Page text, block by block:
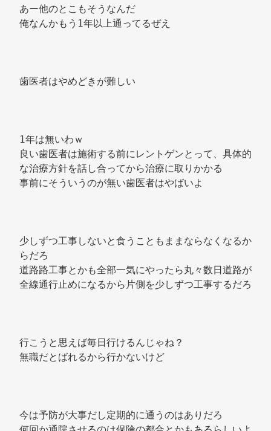
あー他のとこもそうなんだ
俺なんかもう1年以上通ってるぜえ
歯医者はやめどきが難しい
1年は無いわｗ
良い歯医者は施術する前にレントゲンとって、具体的
な治療方針を話し合ってから治療に取りかかる
事前にそういうのが無い歯医者はやばいよ
少しずつ工事しないと食うこともままならなくなるか
らだろ
道路路工事とかも全部一気にやったら丸々数日道路が
行こうと思えば毎日行けるんじゃね？
無職だとばれるから行かないけど
今は予防が大事だし定期的に通うのはありだろ